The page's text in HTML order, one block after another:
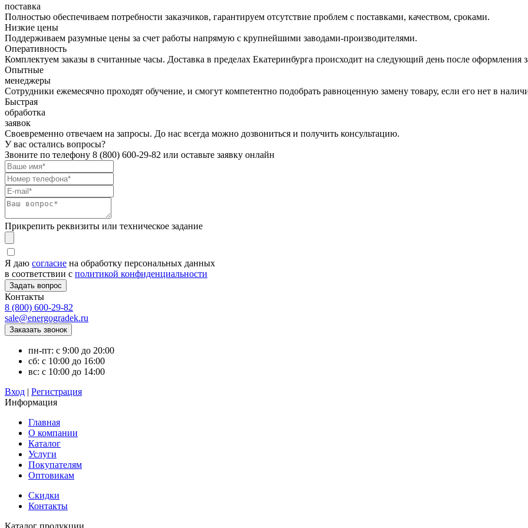
поставка
Полностью обеспечиваем потребности заказчиков, гарантируем отсутствие проблем с поставками, качеством, сроками.
Низкие цены
Поддерживаем разумные цены за счет работы напрямую с крупнейшими заводами-производителями.
Оперативность
Комплектуем заказы в считанные часы. Доставка в пределах Екатеринбурга происходит на следующий день после оформления
Опытные
менеджеры
Сотрудники ежемесячно проходят обучение, и смогут компетентно подобрать равноценную замену товару, если его нет в
Быстрая
обработка
заявок
Своевременно отвечаем на запросы. До нас всегда можно дозвониться и получить консультацию.
У вас остались вопросы?
Звоните по телефону 8 (800) 600-29-82 или оставьте заявку онлайн
Прикрепить реквизиты или техническое задание
Я даю согласие на обработку персональных данных
в соответствии с политикой конфиденциальности
Контакты
8 (800) 600-29-82
sale@energogradek.ru
пн-пт: с 9:00 до 20:00
сб: с 10:00 до 16:00
вс: с 10:00 до 14:00
Вход | Регистрация
Информация
Главная
О компании
Каталог
Услуги
Покупателям
Оптовикам
Скидки
Контакты
Каталог продукции